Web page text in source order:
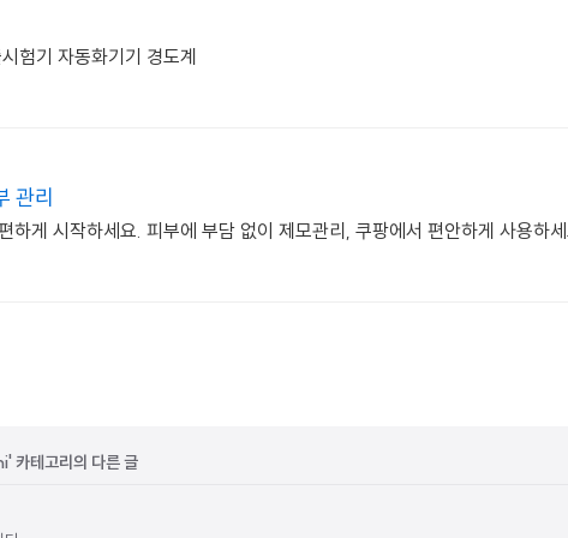
험기 자동화기기 경도계
관리
게 시작하세요. 피부에 부담 없이 제모관리, 쿠팡에서 편안하게 사용하
테고리의 다른 글